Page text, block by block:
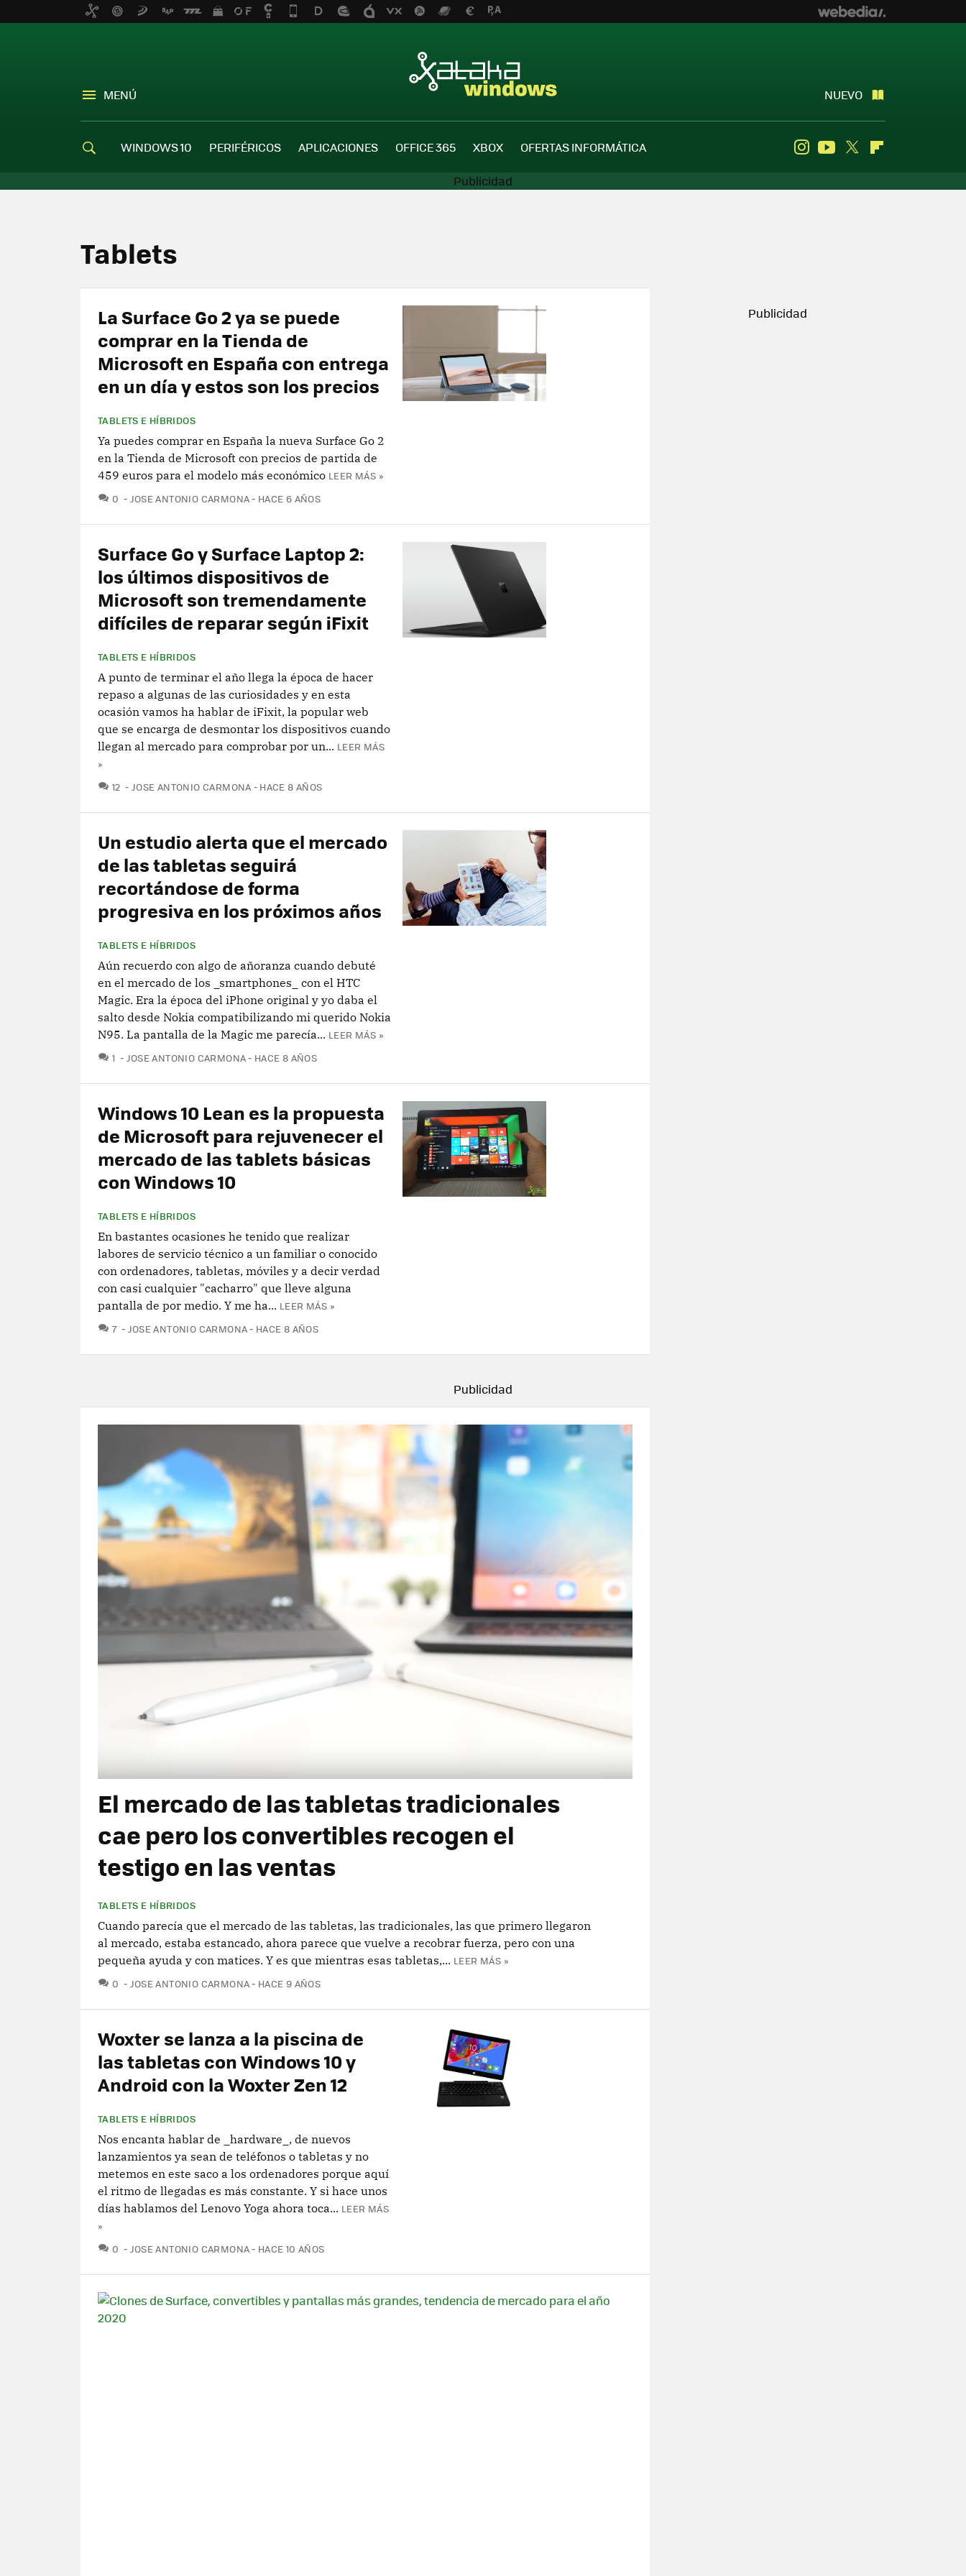
MENÚ NUEVO
WINDOWS 10 PERIFÉRICOS APLICACIONES OFFICE 365 XBOX OFERTAS INFORMÁTICA InstagramYoutube
Twitter
Tablets
La Surface Go 2 ya se puede
comprar en la Tienda de
Microsoft en España con entrega
en un día y estos son los precios
TABLETS E HÍBRIDOS
Ya puedes comprar en España la nueva Surface Go 2
en la Tienda de Microsoft con precios de partida de
459 euros para el modelo más económico LEER MÁS »
0 COMENTARIOS
JOSE ANTONIO CARMONA HACE 6 AÑOS
Surface Go y Surface Laptop 2:
los últimos dispositivos de
Microsoft son tremendamente
difíciles de reparar según iFixit
TABLETS E HÍBRIDOS
A punto de terminar el año llega la época de hacer
repaso a algunas de las curiosidades y en esta
ocasión vamos ha hablar de iFixit, la popular web
que se encarga de desmontar los dispositivos cuando
llegan al mercado para comprobar por un... LEER MÁS
»
12 COMENTARIOS
JOSE ANTONIO CARMONA HACE 8 AÑOS
Un estudio alerta que el mercado
de las tabletas seguirá
recortándose de forma
progresiva en los próximos años
TABLETS E HÍBRIDOS
Aún recuerdo con algo de añoranza cuando debuté
en el mercado de los _smartphones_ con el HTC
Magic. Era la época del iPhone original y yo daba el
salto desde Nokia compatibilizando mi querido Nokia
N95. La pantalla de la Magic me parecía... LEER MÁS »
1 COMENTARIOS
JOSE ANTONIO CARMONA HACE 8 AÑOS
Windows 10 Lean es la propuesta
de Microsoft para rejuvenecer el
mercado de las tablets básicas
con Windows 10
TABLETS E HÍBRIDOS
En bastantes ocasiones he tenido que realizar
labores de servicio técnico a un familiar o conocido
con ordenadores, tabletas, móviles y a decir verdad
con casi cualquier "cacharro" que lleve alguna
pantalla de por medio. Y me ha... LEER MÁS »
7 COMENTARIOS
JOSE ANTONIO CARMONA HACE 8 AÑOS
El mercado de las tabletas tradicionales
cae pero los convertibles recogen el
testigo en las ventas
TABLETS E HÍBRIDOS
Cuando parecía que el mercado de las tabletas, las tradicionales, las que primero llegaron
al mercado, estaba estancado, ahora parece que vuelve a recobrar fuerza, pero con una
pequeña ayuda y con matices. Y es que mientras esas tabletas,... LEER MÁS »
0 COMENTARIOS
JOSE ANTONIO CARMONA HACE 9 AÑOS
Woxter se lanza a la piscina de
las tabletas con Windows 10 y
Android con la Woxter Zen 12
TABLETS E HÍBRIDOS
Nos encanta hablar de _hardware_, de nuevos
lanzamientos ya sean de teléfonos o tabletas y no
metemos en este saco a los ordenadores porque aquí
el ritmo de llegadas es más constante. Y si hace unos
días hablamos del Lenovo Yoga ahora toca... LEER MÁS
»
0 COMENTARIOS
JOSE ANTONIO CARMONA HACE 10 AÑOS